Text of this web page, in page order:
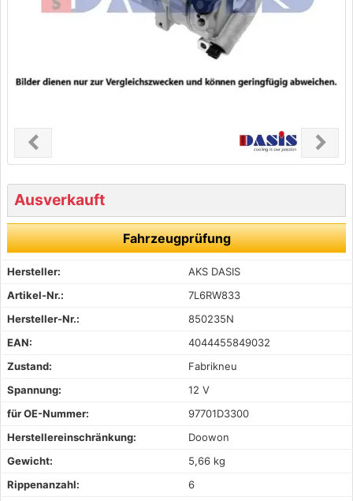
chevron_leftPrevious chevron_right
Next
Ausverkauft
Fahrzeugprüfung
Hersteller:
AKS DASIS
Artikel-Nr.:
7L6RW833
Hersteller-Nr.:
850235N
EAN:
4044455849032
Zustand:
Fabrikneu
Spannung:
12 V
für OE-Nummer:
97701D3300
Herstellereinschränkung:
Doowon
Gewicht:
5,66 kg
Rippenanzahl:
6